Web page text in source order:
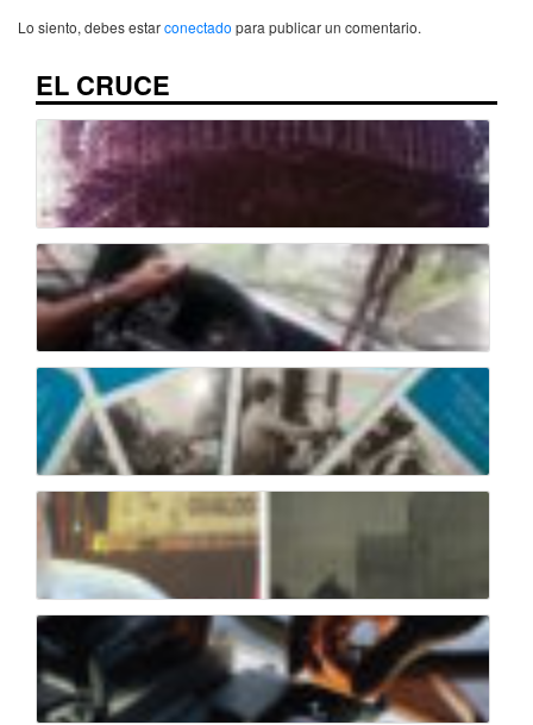
Lo siento, debes estarconectado para publicar un comentario.
EL CRUCE